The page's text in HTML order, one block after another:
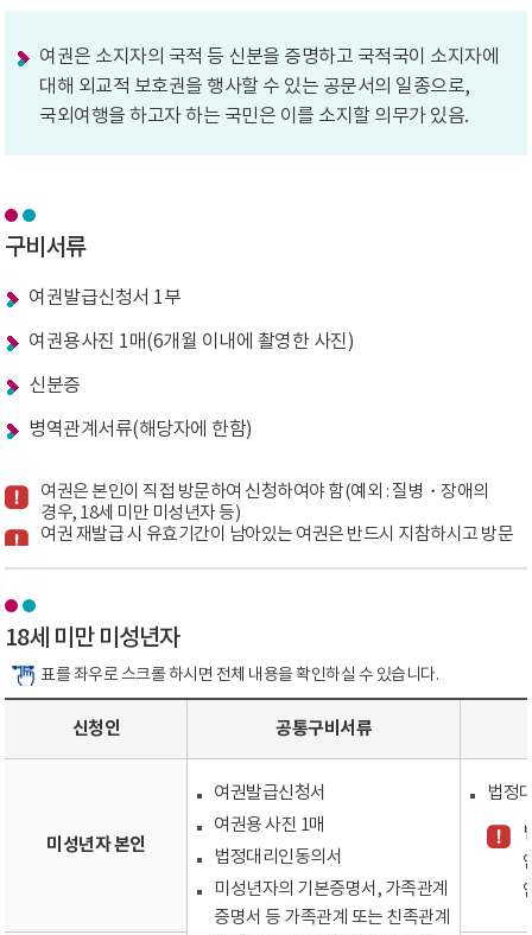
여권은 소지자의 국적 등 신분을 증명하고 국적국이 소지자에
대해 외교적 보호권을 행사할 수 있는 공문서의 일종으로,
국외여행을 하고자 하는 국민은 이를 소지할 의무가 있음.
구비서류
여권발급신청서 1부
여권용사진 1매(6개월 이내에 촬영한 사진)
신분증
병역관계서류(해당자에 한함)
여권은 본인이 직접 방문하여 신청하여야 함(예외 : 질병・장애의
경우, 18세 미만 미성년자 등)
여권 재발급 시 유효기간이 남아있는 여권은 반드시 지참하시고 방문
18세 미만 미성년자
표를 좌우로 스크롤 하시면 전체 내용을 확인하실 수 있습니다.
신청인 공통구비서류
미성년자 본인
여권발급신청서
여권용 사진 1매
법정대리인동의서
미성년자의 기본증명서, 가족관계
증명서 등 가족관계 또는 친족관계
법정